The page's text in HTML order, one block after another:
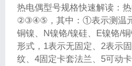
热电偶型号规格快速解读：
②③④⑤，其中：①表示测温
铜镍、N镍铬/镍硅、E镍铬/
形式，1表示无固定、2表示
纹、4固定卡套法兰、5可动